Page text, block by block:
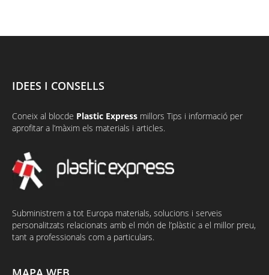
IDEES I CONSELLS
Coneix al blocde Plastic Express millors Tips i informació per
aprofitar a l’màxim els materials i articles.
Subministrem a tot Europa materials, solucions i serveis
personalitzats relacionats amb el món de l’plàstic a el millor preu,
tant a professionals com a particulars.